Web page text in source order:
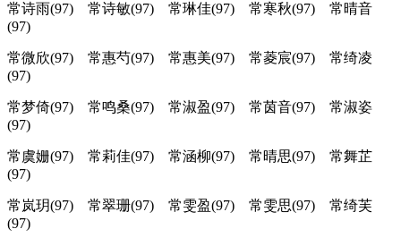
常诗雨(97) 常诗敏(97) 常琳佳(97) 常寒秋(97) 常晴音
(97)
常微欣(97) 常惠芍(97) 常惠美(97) 常菱宸(97) 常绮凌
(97)
常梦倚(97) 常鸣桑(97) 常淑盈(97) 常茵音(97) 常淑姿
(97)
常虞姗(97) 常莉佳(97) 常涵柳(97) 常晴思(97) 常舞芷
(97)
常岚玥(97) 常翠珊(97) 常雯盈(97) 常雯思(97) 常绮芙
(97)